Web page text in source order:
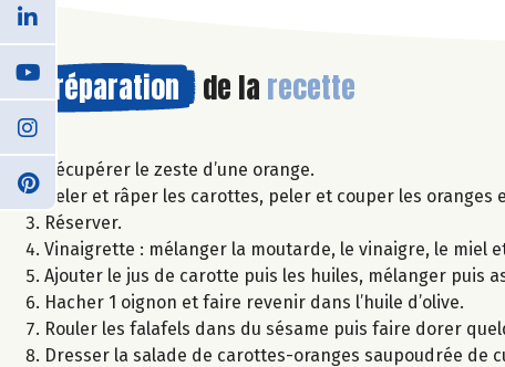
Préparation de la recette
Récupérer le zeste d’une orange.
Peler et râper les carottes, peler et couper les
Réserver.
Vinaigrette : mélanger la moutarde, le vinaigre, le miel
Ajouter le jus de carotte puis les huiles, mélanger puis
Hacher 1 oignon et faire revenir dans l’huile d’olive.
Rouler les falafels dans du sésame puis faire dorer
Dresser la salade de carottes-oranges saupoudrée de